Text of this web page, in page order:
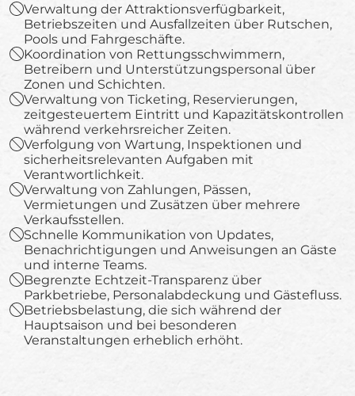
Verwaltung der Attraktionsverfügbarkeit,
Betriebszeiten und Ausfallzeiten über Rutschen,
Pools und Fahrgeschäfte.
Koordination von Rettungsschwimmern,
Betreibern und Unterstützungspersonal über
Zonen und Schichten.
Verwaltung von Ticketing, Reservierungen,
zeitgesteuertem Eintritt und Kapazitätskontrollen
während verkehrsreicher Zeiten.
Verfolgung von Wartung, Inspektionen und
sicherheitsrelevanten Aufgaben mit
Verantwortlichkeit.
Verwaltung von Zahlungen, Pässen,
Vermietungen und Zusätzen über mehrere
Verkaufsstellen.
Schnelle Kommunikation von Updates,
Benachrichtigungen und Anweisungen an Gäste
und interne Teams.
Begrenzte Echtzeit-Transparenz über
Parkbetriebe, Personalabdeckung und Gästefluss.
Betriebsbelastung, die sich während der
Hauptsaison und bei besonderen
Veranstaltungen erheblich erhöht.